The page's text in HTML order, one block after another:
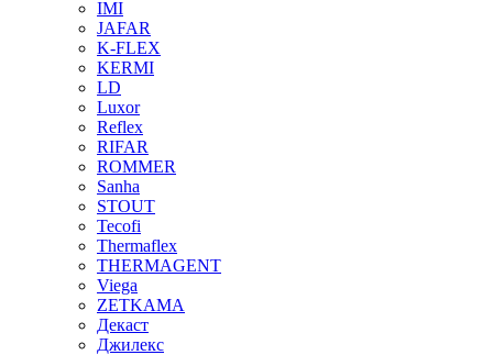
IMI
JAFAR
K-FLEX
KERMI
LD
Luxor
Reflex
RIFAR
ROMMER
Sanha
STOUT
Tecofi
Thermaflex
THERMAGENT
Viega
ZETKAMA
Декаст
Джилекс